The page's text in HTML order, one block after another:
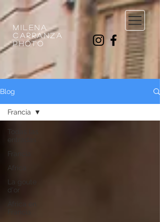
milena
carranza
photo
Blog
Todas las
entradas
Francia
Africa
La goute
d'or
Francia